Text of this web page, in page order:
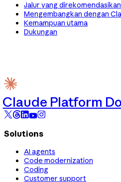
Jalur yang
Mengembangkan dengan
Kemampuan utama
Dukungan
Claude Platform
Solutions
AI agents
Code modernization
Coding
Customer support